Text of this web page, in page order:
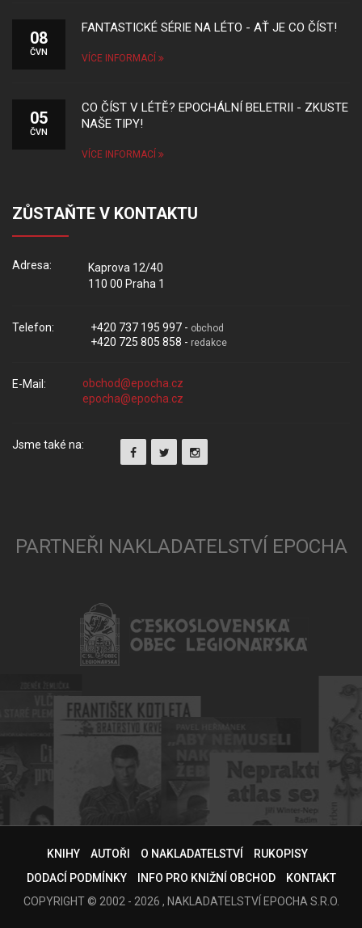
08
ČVN
FANTASTICKÉ SÉRIE NA LÉTO - AŤ JE CO ČÍST!
VÍCE INFORMACÍ
05
ČVN
CO ČÍST V LÉTĚ? EPOCHÁLNÍ BELETRII - ZKUSTE
NAŠE TIPY!
VÍCE INFORMACÍ
ZŮSTAŇTE V KONTAKTU
Adresa:
Kaprova 12/40
110 00 Praha 1
Telefon: +420 737 195 997 - obchod
+420 725 805 858 - redakce
E-Mail:
Jsme také na:
PARTNEŘI NAKLADATELSTVÍ EPOCHA
KNIHY AUTOŘI O NAKLADATELSTVÍ
RUKOPISY
DODACÍ PODMÍNKY
INFO PRO KNIŽNÍ OBCHOD
KONTAKT
COPYRIGHT © 2002 - 2026 , NAKLADATELSTVÍ EPOCHA S.R.O.